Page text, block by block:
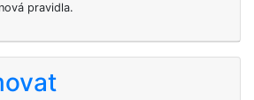
pravidla.